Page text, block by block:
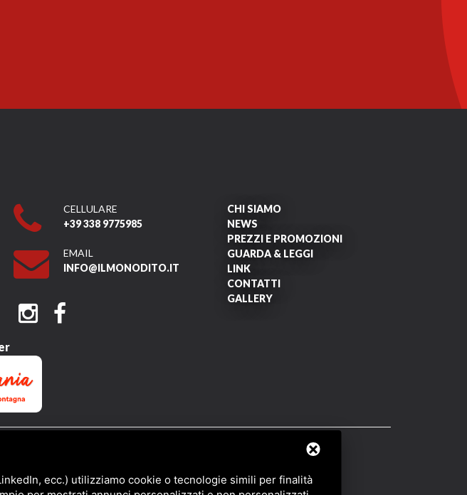
CELLULARE
+39 338 9775985
EMAIL
INFO@ILMONODITO.IT
CHI SIAMO
NEWS
PREZZI E PROMOZIONI
GUARDA & LEGGI
LINK
CONTATTI
GALLERY
ecc.) utilizziamo cookie o tecnologie simili per finalità